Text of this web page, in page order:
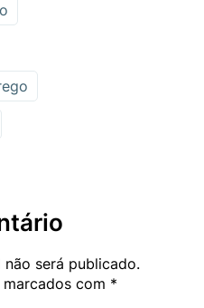
não será publicado.
com *